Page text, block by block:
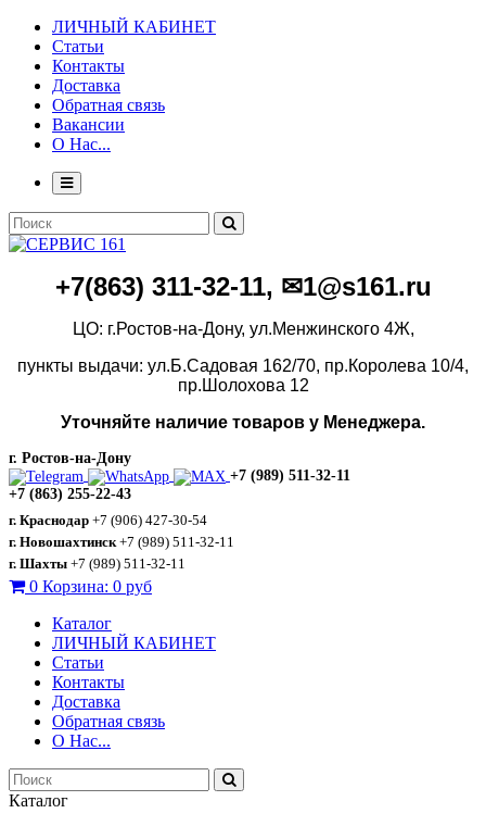
ЛИЧНЫЙ КАБИНЕТ
Статьи
Контакты
Доставка
Обратная связь
Вакансии
О Нас...
+7(863) 311-32-11, ✉1@s161.ru
ЦО: г.Ростов-на-Дону, ул.Менжинского 4Ж,
пункты выдачи: ул.Б.Садовая 162/70, пр.Королева 10/4,
пр.Шолохова 12
Уточняйте наличие товаров у Менеджера.
г. Ростов-на-Дону
+7 (989) 511-32-11
+7 (863) 255-22-43
г. Краснодар +7 (906) 427-30-54
г. Новошахтинск +7 (989) 511-32-11
г. Шахты +7 (989) 511-32-11
0 Корзина: 0 руб
Каталог
ЛИЧНЫЙ КАБИНЕТ
Статьи
Контакты
Доставка
Обратная связь
О Нас...
Каталог